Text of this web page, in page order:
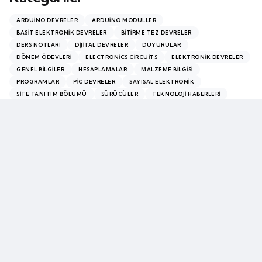
ARDUINO DEVRELER
ARDUINO MODÜLLER
BASIT ELEKTRONIK DEVRELER
BITIRME TEZ DEVRELER
DERS NOTLARI
DIJITAL DEVRELER
DUYURULAR
DÖNEM ÖDEVLERI
ELECTRONICS CIRCUITS
ELEKTRONIK DEVRELER
GENEL BILGILER
HESAPLAMALAR
MALZEME BILGISI
PROGRAMLAR
PİC DEVRELER
SAYISAL ELEKTRONIK
SITE TANITIM BÖLÜMÜ
SÜRÜCÜLER
TEKNOLOJI HABERLERI